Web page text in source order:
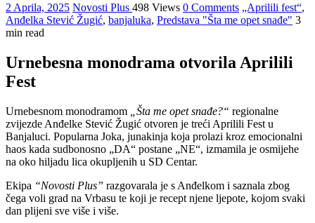
2 Aprila, 2025 Novosti Plus 498 Views 0 Comments „Aprilili fest“,
Anđelka Stević Žugić, banjaluka, Predstava "Šta me opet snađe" 3
min read
Urnebesna monodrama otvorila Aprilili
Fest
Urnebesnom monodramom „Šta me opet snađe?“ regionalne
zvijezde Anđelke Stević Žugić otvoren je treći Aprilili Fest u
Banjaluci. Popularna Joka, junakinja koja prolazi kroz emocionalni
haos kada sudbonosno „DA“ postane „NE“, izmamila je osmijehe
na oko hiljadu lica okupljenih u SD Centar.
Ekipa “Novosti Plus” razgovarala je s Anđelkom i saznala zbog
čega voli grad na Vrbasu te koji je recept njene ljepote, kojom svaki
dan plijeni sve više i više.